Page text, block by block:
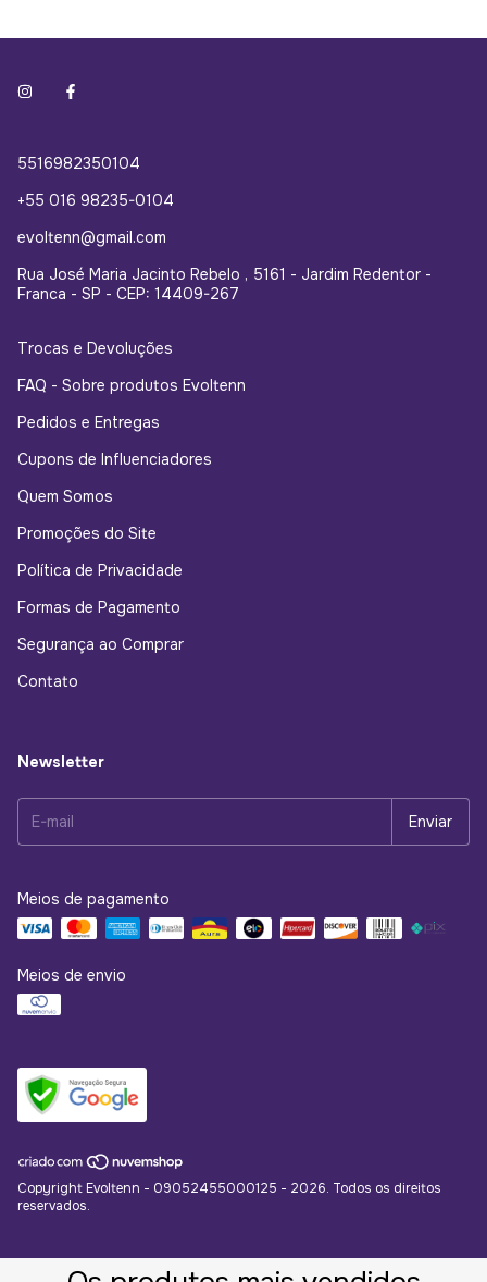
5516982350104
+55 016 98235-0104
evoltenn@gmail.com
Rua José Maria Jacinto Rebelo , 5161 - Jardim Redentor -
Franca - SP - CEP: 14409-267
Trocas e Devoluções
FAQ - Sobre produtos Evoltenn
Pedidos e Entregas
Cupons de Influenciadores
Quem Somos
Promoções do Site
Política de Privacidade
Formas de Pagamento
Segurança ao Comprar
Contato
Newsletter
Meios de pagamento
Meios de envio
Copyright Evoltenn - 09052455000125 - 2026. Todos os direitos
reservados.